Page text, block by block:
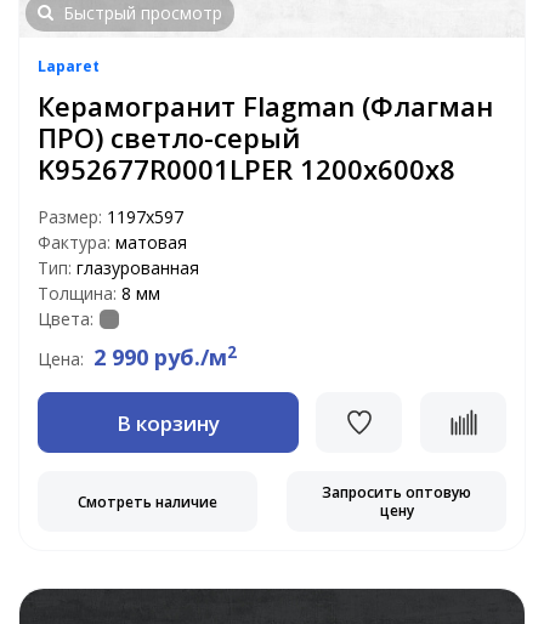
Быстрый просмотр
Laparet
Керамогранит Flagman (Флагман
ПРО) светло-серый
K952677R0001LPER 1200х600х8
Размер: 1197х597
Фактура: матовая
Тип: глазурованная
Толщина: 8 мм
Цвета:
Цена: 2 990 руб./м2
В корзину
Смотреть наличие
Запросить оптовую
цену